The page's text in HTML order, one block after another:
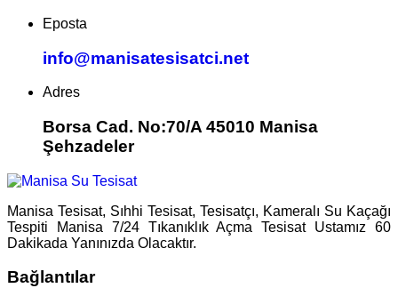
Eposta
info@manisatesisatci.net
Adres
Borsa Cad. No:70/A 45010 Manisa
Şehzadeler
Manisa Tesisat, Sıhhi Tesisat, Tesisatçı, Kameralı Su Kaçağı
Tespiti Manisa 7/24 Tıkanıklık Açma Tesisat Ustamız 60
Dakikada Yanınızda Olacaktır.
Bağlantılar